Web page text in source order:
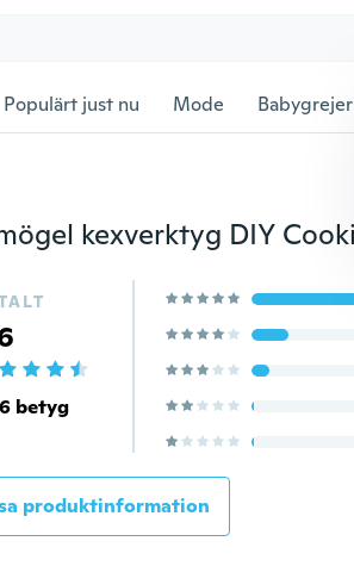
Populärt just nu Mode Babygrejer
betyg
produktinformation